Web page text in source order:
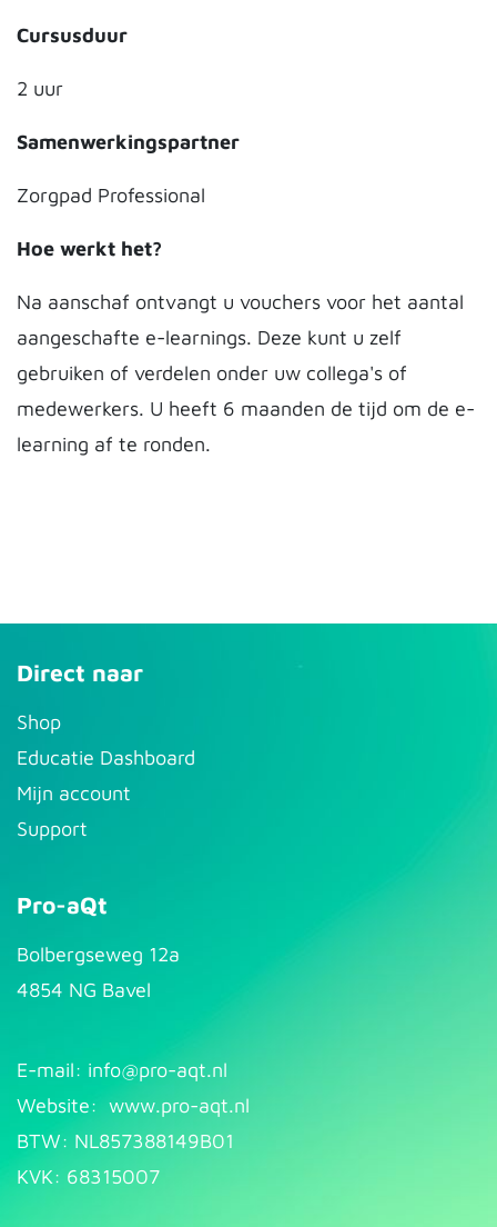
Cursusduur
2 uur
Samenwerkingspartner
Zorgpad Professional
Hoe werkt het?
Na aanschaf ontvangt u vouchers voor het aantal
aangeschafte e-learnings. Deze kunt u zelf
gebruiken of verdelen onder uw collega's of
medewerkers. U heeft 6 maanden de tijd om de e-
learning af te ronden.
Direct naar
S​hop
Educatie Dashboard
Mijn account
Support
Pro-aQt
Bolbergseweg 12a
4854 NG Bavel
E-mail: info@pr​o-aqt.nl
Website: www.pro-aqt.nl
BTW: NL857388149B01
KVK: 68315007